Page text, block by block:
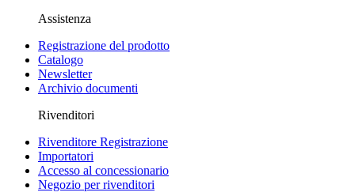
Assistenza
Registrazione del prodotto
Catalogo
Newsletter
Archivio documenti
Rivenditori
Rivenditore Registrazione
Importatori
Accesso al concessionario
Negozio per rivenditori